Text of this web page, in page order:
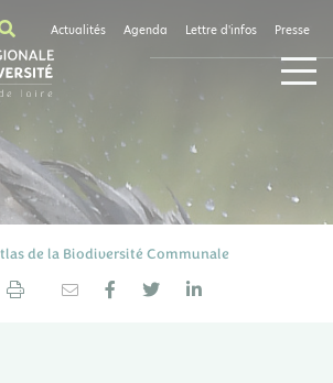
Actualités Agenda Lettre d'infos Presse
de la Biodiversité Communale